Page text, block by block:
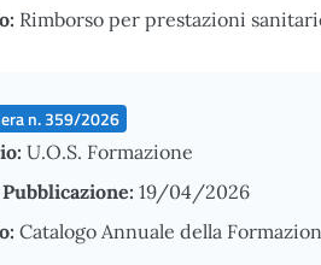
Rimborso per prestazioni
n. 359/2026
U.O.S. Formazione
19/04/2026
Catalogo Annuale della